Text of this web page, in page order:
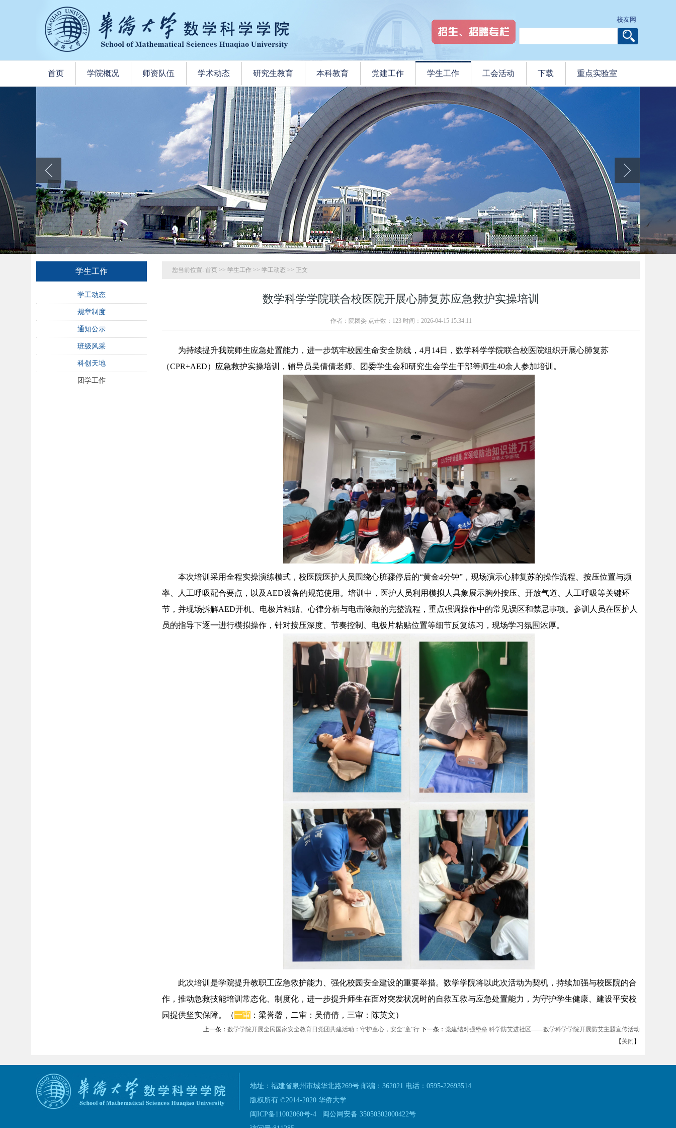
校友网
首页 学院概况 师资队伍 学术动态 研究生教育 本科教育 党建工作 学生工作 工会活动 下载 重点实验室
学生工作
学工动态
规章制度
通知公示
班级风采
科创天地
团学工作
您当前位置: 首页 >> 学生工作 >> 学工动态 >> 正文
数学科学学院联合校医院开展心肺复苏应急救护实操培训
作者：院团委 点击数： 123时间：2026-04-15 15:34:11
为持续提升我院师生应急处置能力，进一步筑牢校园生命安全防线，4月14日，数学科学学院联合校医院组织开展心肺复苏
（CPR+AED）应急救护实操培训，辅导员吴倩倩老师、团委学生会和研究生会学生干部等师生40余人参加培训。
本次培训采用全程实操演练模式，校医院医护人员围绕心脏骤停后的“黄金4分钟”，现场演示心肺复苏的操作流程、按压位置与频
率、人工呼吸配合要点，以及AED设备的规范使用。培训中，医护人员利用模拟人具象展示胸外按压、开放气道、人工呼吸等关键环
节，并现场拆解AED开机、电极片粘贴、心律分析与电击除颤的完整流程，重点强调操作中的常见误区和禁忌事项。参训人员在医护人
员的指导下逐一进行模拟操作，针对按压深度、节奏控制、电极片粘贴位置等细节反复练习，现场学习氛围浓厚。
此次培训是学院提升教职工应急救护能力、强化校园安全建设的重要举措。数学学院将以此次活动为契机，持续加强与校医院的合
作，推动急救技能培训常态化、制度化，进一步提升师生在面对突发状况时的自救互救与应急处置能力，为守护学生健康、建设平安校
园提供坚实保障。（一审 ：梁誉馨，二审：吴倩倩，三审：陈英文）
上一条： 数学学院开展全民国家安全教育日党团共建活动：守护童心，安全“童”行 下一条： 党建结对强堡垒 科学防艾进社区——数学科学学院开展防艾主题宣传活动
【关闭】
地址：福建省泉州市城华北路269号 邮编：362021 电话：0595-22693514
版权所有 ©2014-2020 华侨大学
闽ICP备11002060号-4
闽公网安备 35050302000422号